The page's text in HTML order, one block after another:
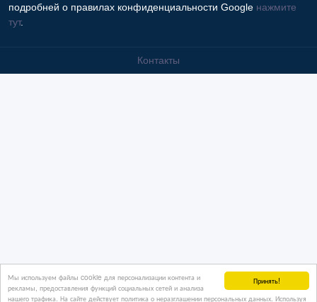
Принять!
Мы используем файлы cookie для персонализации контента и
рекламы, предоставления функций социальных сетей и анализа
нашего трафика. На сайте действует политика о неразглашении персональных данных. Используя
подробней о правилах конфиденциальности Google нажмите
тут.
Контакты